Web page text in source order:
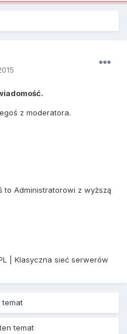
z moderatora.
to Administratorowi z wyższą
| Klasyczna sieć serwerów
temat
temat